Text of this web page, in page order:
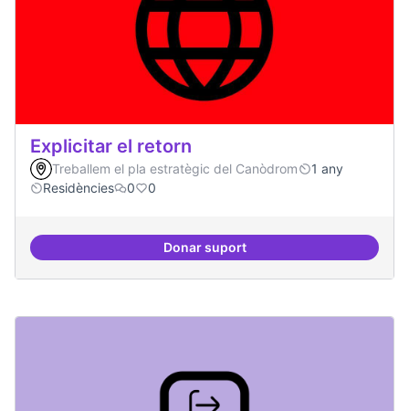
Explicitar el retorn
Treballem el pla estratègic del Canòdrom
1 any
Residències
0 0
Donar suportExplicitar el retorn